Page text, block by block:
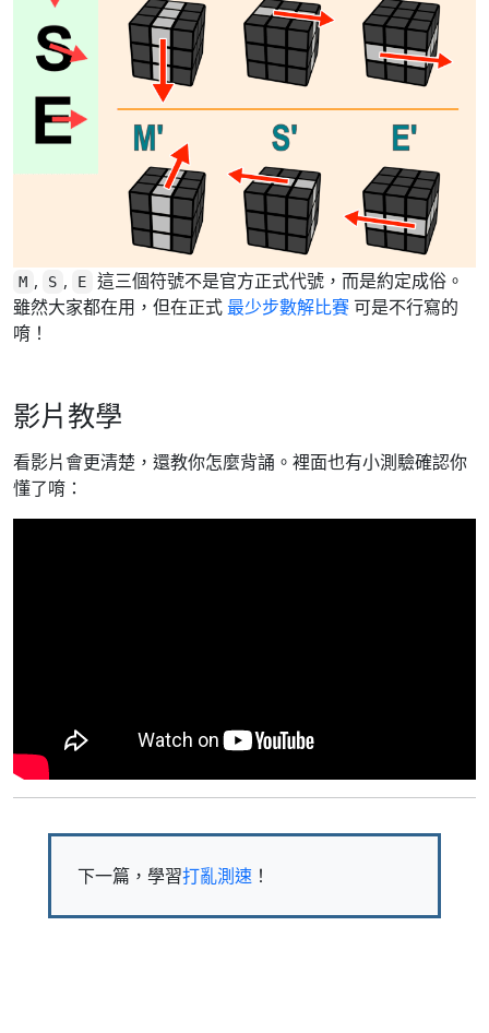
M , S , E
這三個符號不是官方正式代號，而是約定成俗。
雖然大家都在用，但在正式 最少步數解比賽可是不行寫的
唷！
影片教學
看影片會更清楚，還教你怎麼背誦。裡面也有小測驗確認你
懂了唷：
下一篇，學習打亂測速 ！